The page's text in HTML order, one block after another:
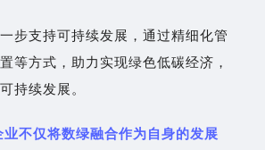
步支持可持续发展，通过精细化管
等方式，助力实现绿色低碳经济，
持续发展。
不仅将数绿融合作为自身的发展